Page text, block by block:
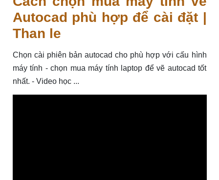
Autocad phù hợp để cài đặt |
Than le
Chọn cài phiên bản autocad cho phù hợp với cấu hình
máy tính - chọn mua máy tính laptop để vẽ autocad tốt
nhất. - Video học ...